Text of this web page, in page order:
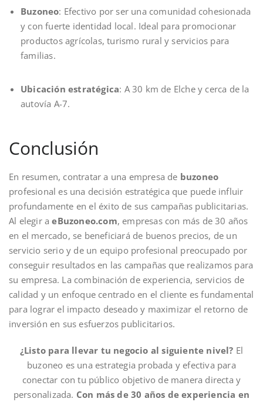
Buzoneo: Efectivo por ser una comunidad cohesionada
y con fuerte identidad local. Ideal para promocionar
productos agrícolas, turismo rural y servicios para
familias.
Ubicación estratégica: A 30 km de Elche y cerca de la
autovía A-7.
Conclusión
En resumen, contratar a una empresa de buzoneo
profesional es una decisión estratégica que puede influir
profundamente en el éxito de sus campañas publicitarias.
Al elegir aeBuzoneo.com, empresas con más de 30 años
en el mercado, se beneficiará de buenos precios, de un
servicio serio y de un equipo profesional preocupado por
conseguir resultados en las campañas que realizamos para
su empresa. La combinación de experiencia, servicios de
calidad y un enfoque centrado en el cliente es fundamental
para lograr el impacto deseado y maximizar el retorno de
inversión en sus esfuerzos publicitarios.
¿Listo para llevar tu negocio al siguiente nivel? El
buzoneo es una estrategia probada y efectiva para
conectar con tu público objetivo de manera directa y
personalizada. Con más de 30 años de experiencia en